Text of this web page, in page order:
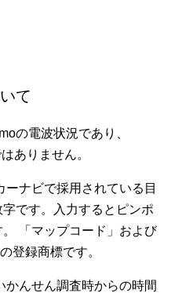
て
の電波状況であり、
ありません。
ーナビで採用されている目
です。入力するとピンポ
「マップコード」および
登録商標です。
かんせん調査時からの時間